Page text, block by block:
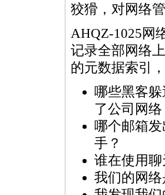
狡猾，对网络
AHQZ-1025网
记录全部网络
的元数据索引
哪些黑客
了公司网络
哪个邮箱
手？
谁在使用
我们的网络